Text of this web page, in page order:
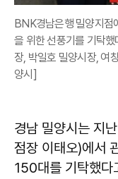
BNK경남은행 밀양지점
을 위한 선풍기를 기탁
장, 박일호 밀양시장, 여
양시]
경남 밀양시는 지
점장 이태오)에서
150대를 기탁했다